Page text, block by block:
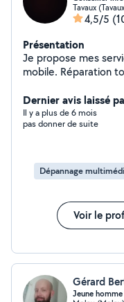
Tavaux
4,5/5
Présentation
Je propose mes
mobile. Réparation
et autres menaces,
batterie, conseil en
meilleurs prix
Dernier avis laissé
Il y a plus de 6 mois
pas donner de suite
Dépannage
Voir le
Gérard
Jeune